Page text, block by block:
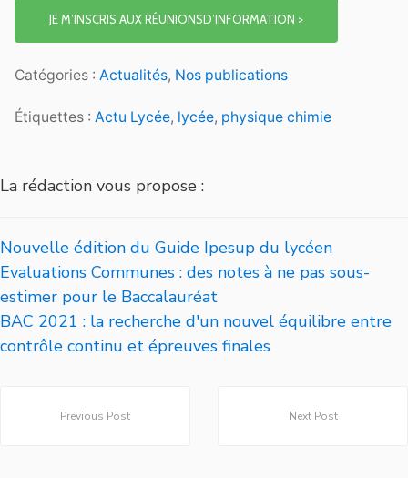
JE M’INSCRIS AUX RÉUNIONSD’INFORMATION >
Catégories : Actualités, Nos publications
Étiquettes : Actu Lycée, lycée, physique chimie
La rédaction vous propose :
Nouvelle édition du Guide Ipesup du lycéen
Evaluations Communes : des notes à ne pas sous-
estimer pour le Baccalauréat
BAC 2021 : la recherche d'un nouvel équilibre entre
contrôle continu et épreuves finales
Previous Post Next Post